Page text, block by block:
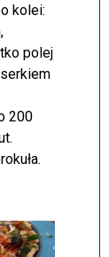
kolei:
polej
200